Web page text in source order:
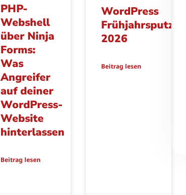
PHP-
Webshell
über Ninja
Forms:
Was
Angreifer
auf deiner
WordPress-
Website
hinterlassen
Beitrag lesen
WordPress
Frühjahrsputz
2026
Beitrag lesen